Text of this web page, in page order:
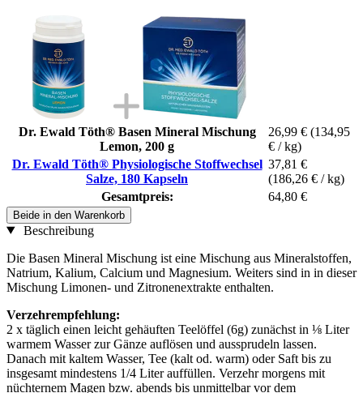
Dr. Ewald Töth® Basen Mineral Mischung
Lemon, 200 g
26,99 € (134,95
€ / kg)
Dr. Ewald Töth® Physiologische Stoffwechsel
Salze, 180 Kapseln
37,81 €
(186,26 € / kg)
Gesamtpreis:
64,80 €
Beide in den Warenkorb
Beschreibung
Die Basen Mineral Mischung ist eine Mischung aus Mineralstoffen,
Natrium, Kalium, Calcium und Magnesium. Weiters sind in in dieser
Mischung Limonen- und Zitronenextrakte enthalten.
Verzehrempfehlung:
2 x täglich einen leicht gehäuften Teelöffel (6g) zunächst in ⅛ Liter
warmem Wasser zur Gänze auflösen und aussprudeln lassen.
Danach mit kaltem Wasser, Tee (kalt od. warm) oder Saft bis zu
insgesamt mindestens 1/4 Liter auffüllen. Verzehr morgens mit
nüchternem Magen bzw. abends bis unmittelbar vor dem